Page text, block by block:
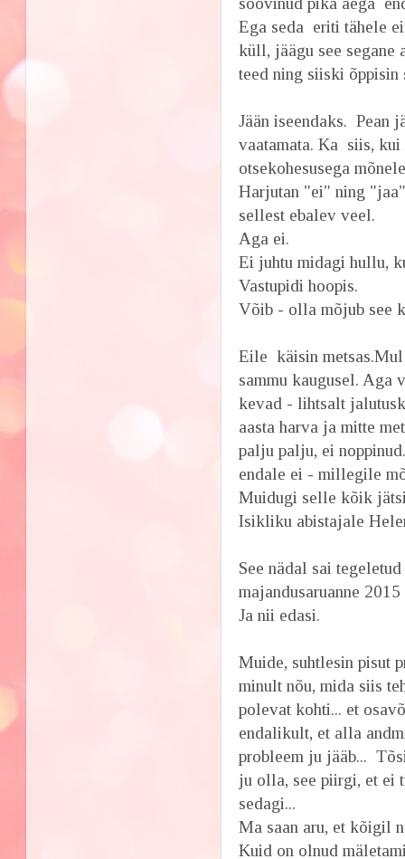
Ega seda eriti tähele
küll, jäägu see segane
teed ning siiski
Jään iseendaks. Pean
vaatamata. Ka siis, kui
otsekohesusega
Harjutan "ei" ning
sellest ebalev veel.
Aga ei.
Ei juhtu midagi hullu,
Vastupidi hoopis.
Võib - olla mõjub see
Eile käisin
sammu kaugusel. Aga
kevad - lihtsalt
aasta harva ja mitte
palju palju, ei
endale ei - millegile
Muidugi selle kõik
Isikliku abistajale
See nädal sai
majandusaruanne
Ja nii edasi.
Muide, suhtlesin pisut
minult nõu, mida siis
polevat kohti... et
endalikult, et alla
probleem ju jääb...
ju olla, see piirgi, et ei
sedagi...
Ma saan aru, et kõigil
Kuid on olnud